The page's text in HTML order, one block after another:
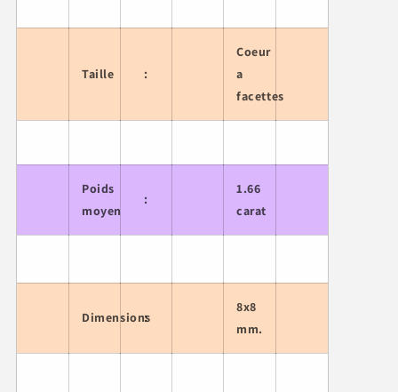
Taille :
Coeur
a
facettes
Poids
moyen
:
1.66
carat
Dimensions
:
8x8
mm.